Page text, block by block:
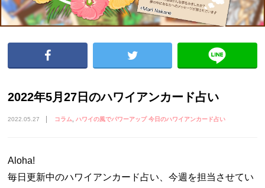
2022年5月27日のハワイアンカード占い
2022.05.27 コラム ハワイの風でパワーアップ 今日のハワイアンカード占い
Aloha!
毎日更新中のハワイアンカード占い、今週を担当させてい